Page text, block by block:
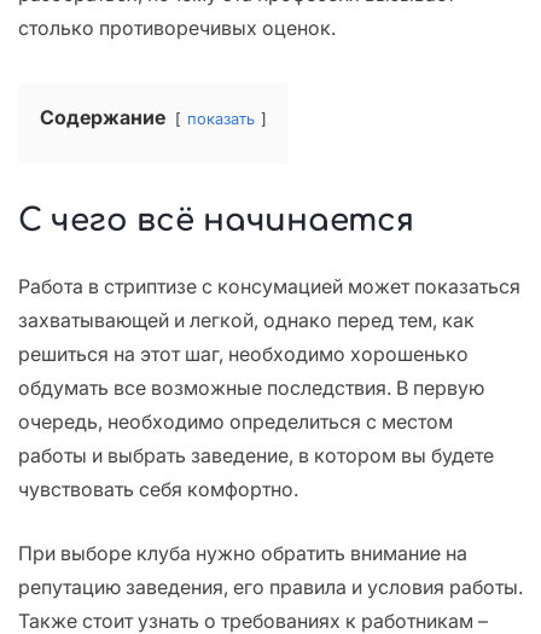
столько противоречивых оценок.
Содержание показать
С чего всё начинается
Работа в стриптизе с консумацией может показаться
захватывающей и легкой, однако перед тем, как
решиться на этот шаг, необходимо хорошенько
обдумать все возможные последствия. В первую
очередь, необходимо определиться с местом
работы и выбрать заведение, в котором вы будете
чувствовать себя комфортно.
При выборе клуба нужно обратить внимание на
репутацию заведения, его правила и условия работы.
Также стоит узнать о требованиях к работникам –